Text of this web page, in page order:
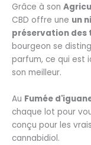
Grâce à son
CBD offre une un
préservation des
bourgeon se
parfum, ce qui est
son meilleur.
Au Fumée
chaque lot pour
conçu pour les
cannabidiol.